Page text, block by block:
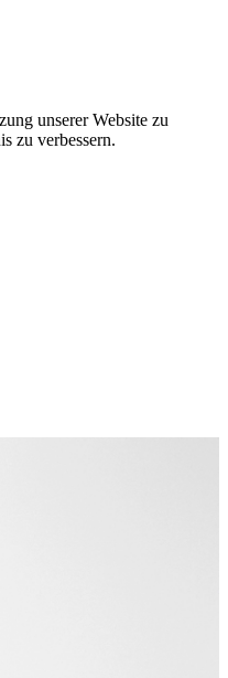
unserer Website zu
zu verbessern.